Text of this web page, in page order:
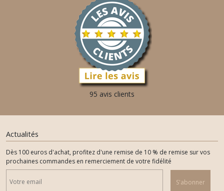
95 avis clients
Actualités
Dès 100 euros d'achat, profitez d'une remise de 10 % de remise sur vos
prochaines commandes en remerciement de votre fidélité
S'abonner